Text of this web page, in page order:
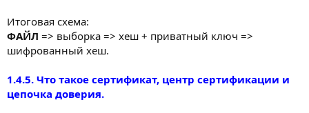
Итоговая схема:
ФАЙЛ => выборка => хеш + приватный ключ =>
шифрованный хеш.
1.4.5. Что такое сертификат, центр сертификации и
цепочка доверия.